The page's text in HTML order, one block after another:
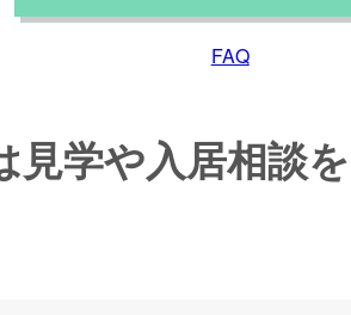
あることを確認の
FAQ
見学や入居相談